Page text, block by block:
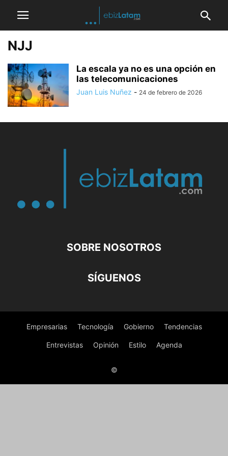
NJJ
La escala ya no es una opción en
las telecomunicaciones
Juan Luis Nuñez - 24 de febrero de 2026
SOBRE NOSOTROS
SÍGUENOS
Empresarias Tecnología Gobierno Tendencias
Entrevistas Opinión Estilo Agenda
©